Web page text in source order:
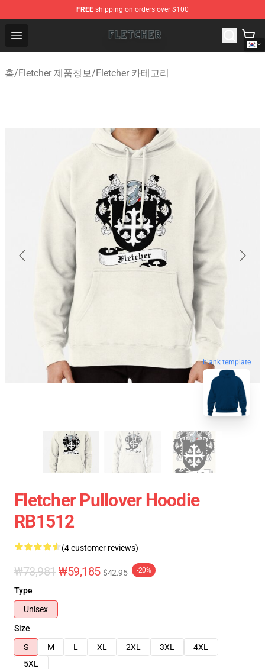
FREE shipping on orders over $100
Open menu
Fletcher Store - Official Fletcher Merchandise Shop
홈/Fletcher 제품정보/Fletcher 카테고리
blank template
Fletcher Pullover Hoodie
RB1512
(4 customer reviews)
₩73,981 ₩59,185 $42.95 -20%
Type
Unisex
Size
S
M L XL 2XL 3XL
4XL
5XL